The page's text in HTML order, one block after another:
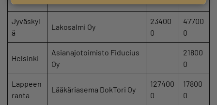
Jyväskyl
ä
Lakosalmi Oy
23400
0
47700
0
Helsinki
Asianajotoimisto Fiducius
Oy
21800
0
Lappeen
ranta
Lääkäriasema DokTori Oy
127400
0
17800
0